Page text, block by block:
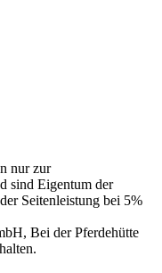
nur zur
sind Eigentum der
Seitenleistung bei 5%
Bei der Pferdehütte